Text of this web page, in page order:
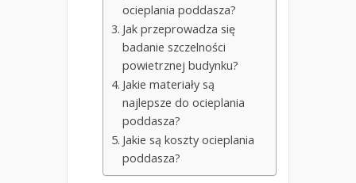
ocieplania poddasza?
Jak przeprowadza się
badanie szczelności
powietrznej budynku?
Jakie materiały są
najlepsze do ocieplania
poddasza?
Jakie są koszty ocieplania
poddasza?